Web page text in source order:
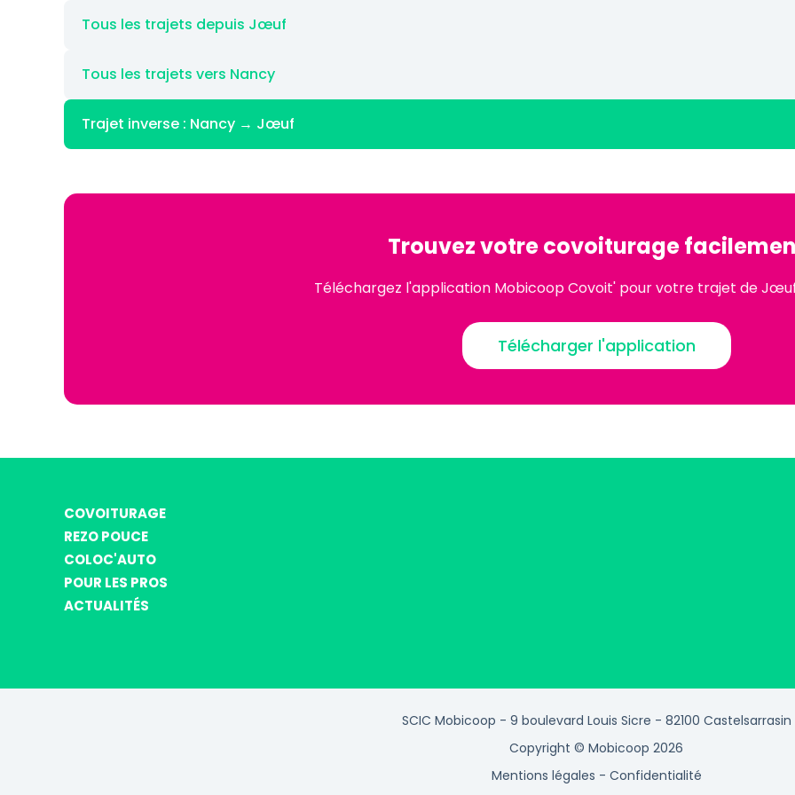
Tous les trajets depuis Jœuf
Tous les trajets vers Nancy
Trajet inverse : Nancy → Jœuf
Trouvez votre covoiturage
Téléchargez l'application Mobicoop Covoit' pour votre trajet de
Télécharger l'application
COVOITURAGE
REZO POUCE
COLOC'AUTO
POUR LES PROS
ACTUALITÉS
SCIC Mobicoop - 9 boulevard Louis Sicre - 82100 Castelsarrasin
Copyright © Mobicoop 2026
Mentions légales - Confidentialité